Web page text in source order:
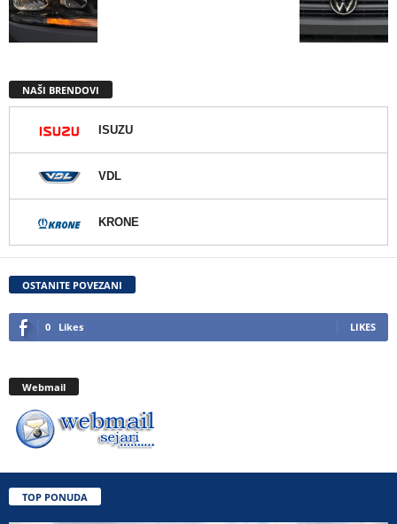
NAŠI BRENDOVI
ISUZU
VDL
KRONE
OSTANITE POVEZANI
0 Likes LIKES
Webmail
TOP PONUDA